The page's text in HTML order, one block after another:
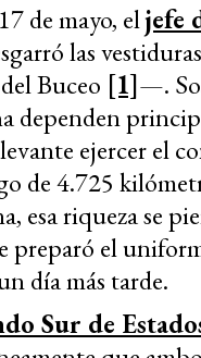
de mayo, eljefe
las
Buceo [1]—.
dependen
ejercer el
de 4.725
esa riqueza se
preparó el
día más tarde.
Sur de